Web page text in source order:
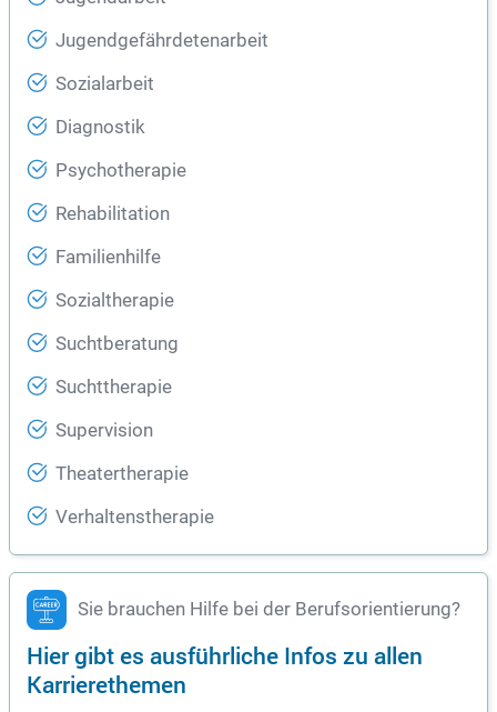
Jugendgefährdetenarbeit
Sozialarbeit
Diagnostik
Psychotherapie
Rehabilitation
Familienhilfe
Sozialtherapie
Suchtberatung
Suchttherapie
Supervision
Theatertherapie
Verhaltenstherapie
Sie brauchen Hilfe bei der Berufsorientierung?
Hier gibt es ausführliche Infos zu allen
Karrierethemen